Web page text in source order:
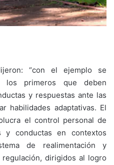
“con el ejemplo se
los primeros que deben
y respuestas ante las
habilidades adaptativas. El
el control personal de
y conductas en contextos
de realimentación y
dirigidos al logro